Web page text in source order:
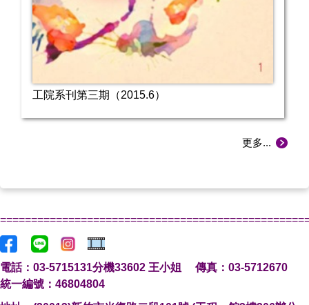
工院系刊第三期（2015.6）
更多...
電話：03-5715131分機33602 王小姐 傳真：03-5712670
統一編號：46804804